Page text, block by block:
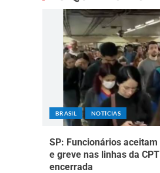
BRASIL NOTÍCIAS
SP: Funcionários aceitam
e greve nas linhas da
encerrada